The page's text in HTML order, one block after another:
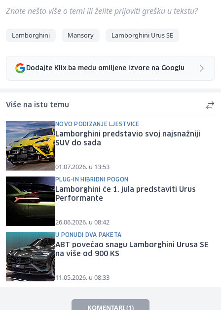
Znate nešto više o temi ili želite prijaviti grešku u tekstu?
Lamborghini Mansory Lamborghini Urus SE
Dodajte Klix.ba među omiljene izvore na Googlu
Više na istu temu
NOVO PODIZANJE LJESTVICE
Lamborghini predstavio svoj najsnažniji
SUV do sada
01.07.2026. u 13:53
PLUG-IN HIBRIDNI POGON
Lamborghini će 1. jula predstaviti Urus
Performante
26.06.2026. u 08:42
U PONUDI DVA PAKETA
ABT povećao snagu Lamborghini Urusa SE
na više od 900 KS
11.05.2026. u 08:33
KOMENTARI (1)